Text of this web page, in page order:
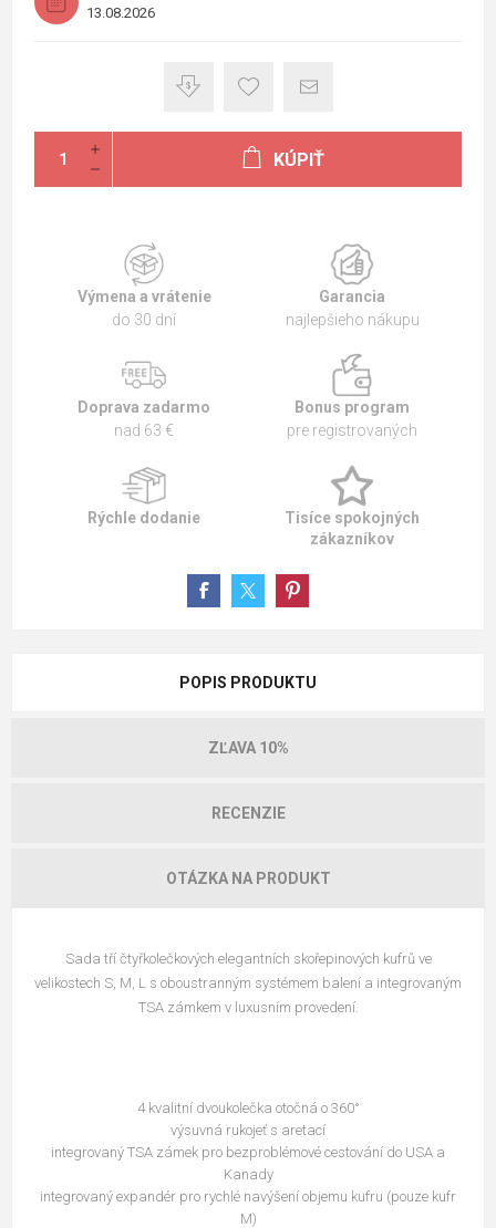
13.08.2026
KÚPIŤ
Výmena a vrátenie
do 30 dní
Garancia
najlepšieho nákupu
Doprava zadarmo
nad 63 €
Bonus program
pre registrovaných
Rýchle dodanie
Tisíce spokojných
zákazníkov
POPIS PRODUKTU
ZĽAVA 10%
RECENZIE
OTÁZKA NA PRODUKT
Sada tří čtyřkolečkových elegantních skořepinových kufrů ve
velikostech S, M, L s oboustranným systémem balení a integrovaným
TSA zámkem v luxusním provedení.
4 kvalitní dvoukolečka otočná o 360°
výsuvná rukojeť s aretací
integrovaný TSA zámek pro bezproblémové cestování do USA a
Kanady
integrovaný expandér pro rychlé navýšení objemu kufru (pouze kufr
M)